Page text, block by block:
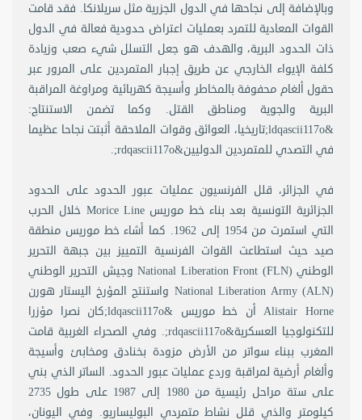
وبالإضافة إلى نجاحها في الدول الجزرية مثل سريلانكا. فقد قامت
القوات المعادية للتمرد بعمليات اعتراض حدودية فعالة في الدول
ذات الحدود البرية، والهدف هو جعل التسلل شيء صعب وزيادة
كلفة الإيواء الخارجي عن طريق إجبار المتمردين على المرور عبر
حقول ألغام محفوفة بالمخاطر وأسيجة كهربائية ومراوغة المراقبة
البرية والجوية ومناطق القتل. وكما تضمن الاستنتاج:
&ldqascii117o;تاريخيا، العوائق وقوات الملاحقة أثبتت نجاحا عظيما
في التصدي للمتمردين الدوليين&rdqascii117o;.
في الجزائر، قلل الفرنسيون عمليات عبور الحدود على الحدود
الجزائرية التونسية بعد بناء خط موريس Morice Line خلال الحرب
التي استمرت من 1954 إلى 1962. كما أشاء خط موريس منطقة
صيد حيث استطاعت القوات الفرنسية التمييز بين جبهة التحرير
الوطني (National Liberation Front (FLN وجيش التحرير الوطني
(National Liberation Army (ALN واستنتج المؤرخ اليستار هورن
Alistair Horne أن خط موريس &ldqascii117o;كان نصرا مؤزرا
للتكنولوجيا العسكرية&rdqascii117o;. وفي الصحراء الغربية قامت
المغرب ببناء سواتر من الأرض مزودة بخنادق ومخابئ وأسيجة
وألغام أرضية لمراقبة وردع عمليات عبور الحدود. الساتر الذي بني
على ستة مراحل رئيسية من 1980 إلى 1987 على طول 2735
كيلومتر والذي قلل نشاط متمردي البوليساريو. وفي اليونان،